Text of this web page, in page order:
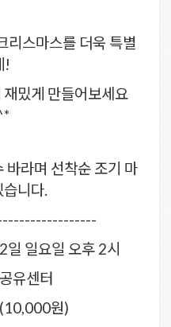
리스마스를 더욱 특별
!
밌게 만들어보세요
바라며 선착순 조기 마
습니다.
일요일 오후 2시
유센터
원)